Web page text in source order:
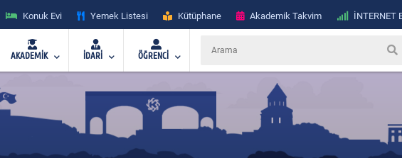
Konuk Evi Yemek Listesi Kütüphane Akademik Takvim İNTERNET
AKADEMİK İDARİ ÖĞRENCİ